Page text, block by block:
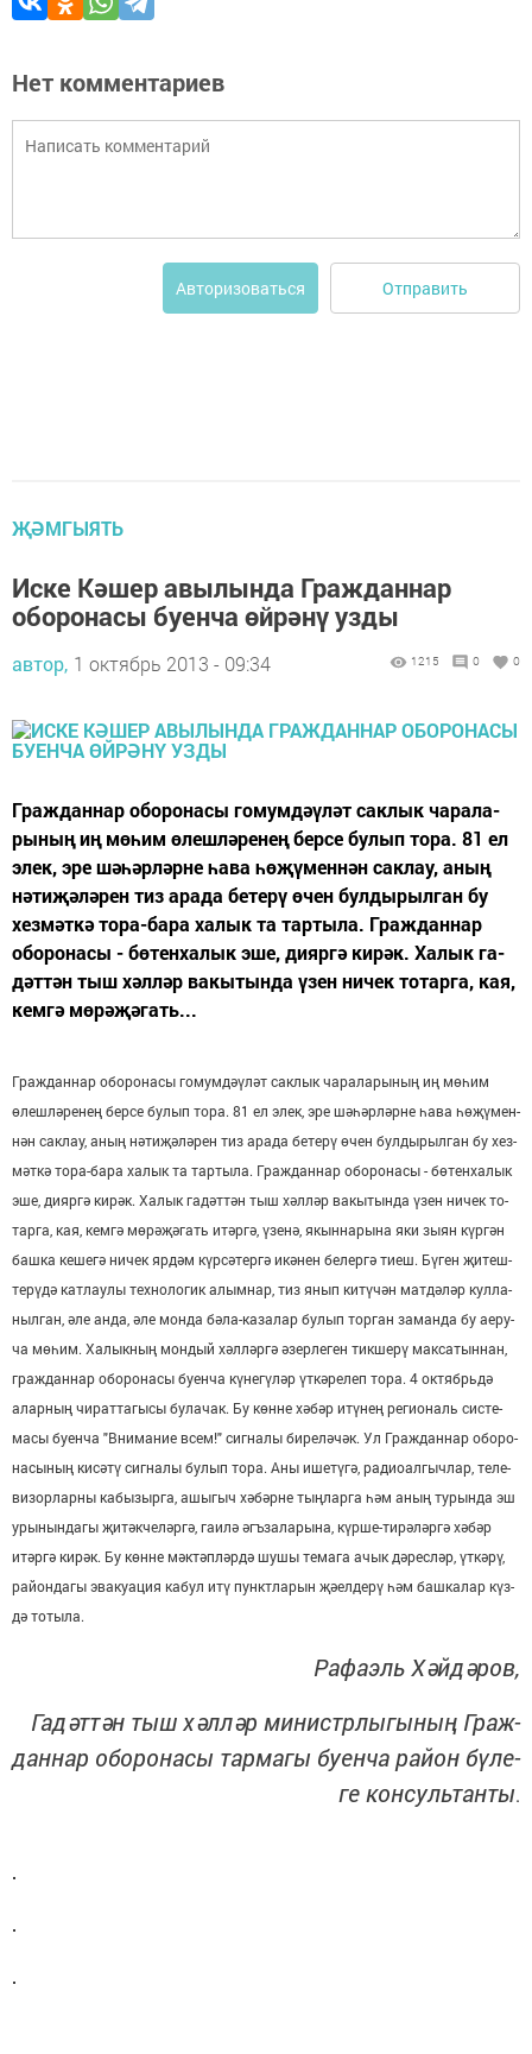
Нет комментариев
Авторизоваться Отправить
ҖӘМГЫЯТЬ
Иске Кәшер авылында Гражданнар
оборонасы буенча өйрәнү узды
автор, 1 октябрь 2013 - 09:34 1215 0 0
Граж­дан­нар обо­ро­на­сы го­мум­дәү­ләт сак­лык ча­ра­ла­
ры­ның иң мө­һим өлеш­лә­ре­нең бер­се бу­лып то­ра. 81 ел
элек, эре шә­һәр­ләр­не һа­ва һө­җү­мен­нән сак­лау, аның
нә­ти­җә­лә­рен тиз ара­да бе­те­рү өчен бул­ды­рыл­ган бу
хез­мәт­кә то­ра-ба­ра ха­лык та тар­ты­ла. Граж­дан­нар
обо­ро­на­сы - бө­тен­ха­лык эше, ди­яр­гә ки­рәк. Ха­лык га­
дәт­тән тыш хәл­ләр ва­кы­тын­да үзен ни­чек то­тар­га, кая,
кем­гә мө­рә­җә­гать...
Граж­дан­нар обо­ро­на­сы го­мум­дәү­ләт сак­лык ча­ра­ла­ры­ның иң мө­һим
өлеш­лә­ре­нең бер­се бу­лып то­ра. 81 ел элек, эре шә­һәр­ләр­не һа­ва һө­җү­мен­
нән сак­лау, аның нә­ти­җә­лә­рен тиз ара­да бе­те­рү өчен бул­ды­рыл­ган бу хез­
мәт­кә то­ра-ба­ра ха­лык та тар­ты­ла. Граж­дан­нар обо­ро­на­сы - бө­тен­ха­лык
эше, ди­яр­гә ки­рәк. Ха­лык га­дәт­тән тыш хәл­ләр ва­кы­тын­да үзен ни­чек то­
тар­га, кая, кем­гә мө­рә­җә­гать итәр­гә, үзе­нә, якын­на­ры­на яки зы­ян күр­гән
баш­ка ке­ше­гә ни­чек яр­дәм күр­сә­тер­гә икә­нен бе­лер­гә ти­еш. Бү­ген җи­теш­
те­рү­дә кат­лау­лы тех­но­ло­гик алым­нар, тиз янып ки­тү­чән мат­дә­ләр кул­ла­
ныл­ган, әле ан­да, әле мон­да бә­ла-ка­за­лар бу­лып тор­ган за­ман­да бу ае­ру­
ча мө­һим. Ха­лык­ның мон­дый хәл­ләр­гә әзер­ле­ген тик­ше­рү мак­са­тын­нан,
граж­дан­нар обо­ро­на­сы бу­ен­ча кү­не­гү­ләр үт­кә­ре­леп то­ра. 4 ок­тябрь­дә
алар­ның чи­рат­та­гы­сы бу­ла­чак. Бу көн­не хә­бәр итү­нең ре­ги­о­наль сис­те­
ма­сы бу­ен­ча "В­ни­ма­ние всем!" сиг­на­лы би­ре­лә­чәк. Ул Граж­дан­нар обо­ро­
на­сы­ның ки­сә­тү сиг­на­лы бу­лып то­ра. Аны ише­тү­гә, ра­дио­ал­гыч­лар, те­ле­
ви­зор­лар­ны ка­бы­зыр­га, ашы­гыч хә­бәр­не тың­лар­га һәм аның ту­рын­да эш
уры­нын­да­гы җи­тәк­че­ләр­гә, га­и­лә әгъ­за­ла­ры­на, күр­ше-ти­рә­ләр­гә хә­бәр
итәр­гә ки­рәк. Бу көн­не мәк­тәп­ләр­дә шу­шы те­ма­га ачык дә­рес­ләр, үт­кә­рү,
ра­йон­да­гы эва­ку­а­ция ка­бул итү пункт­ла­рын җә­ел­де­рү һәм баш­ка­лар күз­
дә то­ты­ла.
Ра­фаэль Хәй­дә­ров,
Га­дәт­тән тыш хәл­ләр ми­нистр­лы­гы­ның Граж­
дан­нар обо­ро­на­сы тар­ма­гы бу­ен­ча ра­йон бү­ле­
ге кон­суль­тан­ты.